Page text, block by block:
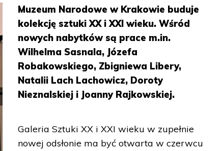
Muzeum Narodowe w Krakowie buduje
kolekcję sztuki XX i XXI wieku. Wśród
nowych nabytków są prace m.in.
Wilhelma Sasnala, Józefa
Robakowskiego, Zbigniewa Libery,
Natalii Lach Lachowicz, Doroty
Nieznalskiej i Joanny Rajkowskiej.
Galeria Sztuki XX i XXI wieku w zupełnie
nowej odsłonie ma być otwarta w czerwcu